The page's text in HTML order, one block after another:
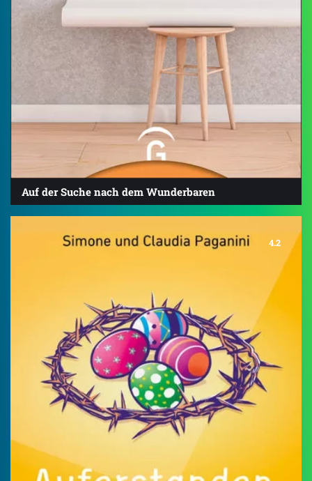
Auf der Suche nach dem Wunderbaren
4.2